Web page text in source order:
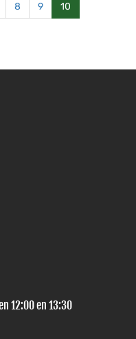
8 9
10
12:00 en 13:30